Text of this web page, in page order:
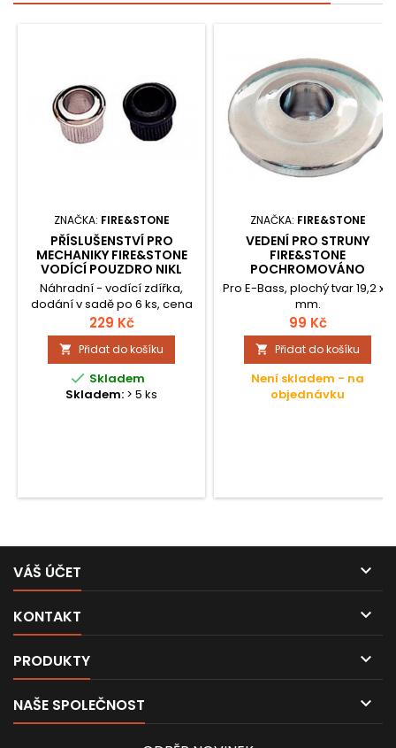
ZNAČKA: FIRE&STONE
PŘÍSLUŠENSTVÍ PRO
MECHANIKY FIRE&STONE
VODÍCÍ POUZDRO NIKL
Náhradní - vodící zdířka,
dodání v sadě po 6 ks, cena
za sadu. Zdířka pro Kluson-
Style, kytarové mechaniky,
průměr v mm: 6,2 mm (vně),
venku 8,8 mm, nahoře 11,0
mm.
229 Kč
 Přidat do košíku
 Skladem
Skladem: > 5 ks
ZNAČKA: FIRE&STONE
VEDENÍ PRO STRUNY
FIRE&STONE
POCHROMOVÁNO
Pro E-Bass, plochý tvar 19,2 x 7
mm.
99 Kč
 Přidat do košíku
Není skladem - na
objednávku
VÁŠ ÚČET 
KONTAKT 
PRODUKTY 
NAŠE SPOLEČNOST 